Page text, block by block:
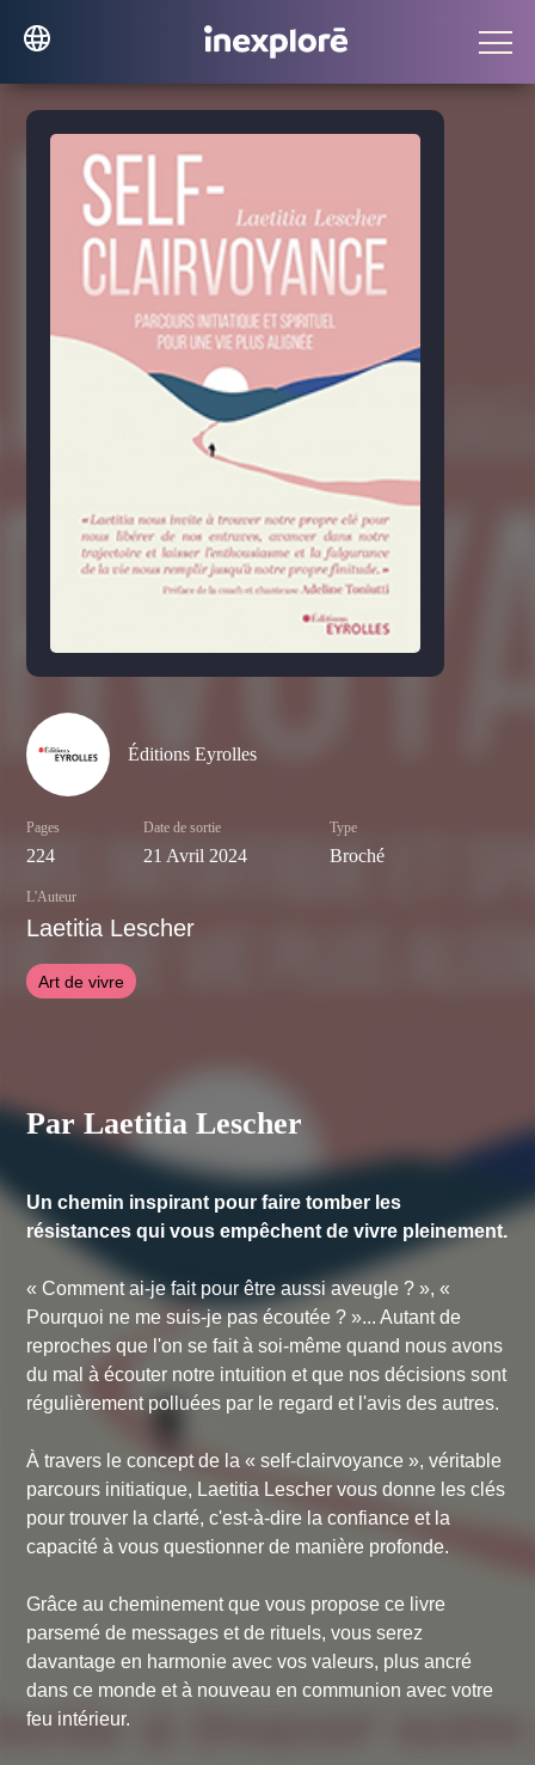
Éditions Eyrolles
Pages
224
Date de sortie
21 Avril 2024
Type
Broché
L'Auteur
Laetitia Lescher
Art de vivre
Par Laetitia Lescher
Un chemin inspirant pour faire tomber les
résistances qui vous empêchent de vivre pleinement.
« Comment ai-je fait pour être aussi aveugle ? », «
Pourquoi ne me suis-je pas écoutée ? »... Autant de
reproches que l'on se fait à soi-même quand nous avons
du mal à écouter notre intuition et que nos décisions sont
régulièrement polluées par le regard et l'avis des autres.
À travers le concept de la « self-clairvoyance », véritable
parcours initiatique, Laetitia Lescher vous donne les clés
pour trouver la clarté, c'est-à-dire la confiance et la
capacité à vous questionner de manière profonde.
Grâce au cheminement que vous propose ce livre
parsemé de messages et de rituels, vous serez
davantage en harmonie avec vos valeurs, plus ancré
dans ce monde et à nouveau en communion avec votre
feu intérieur.